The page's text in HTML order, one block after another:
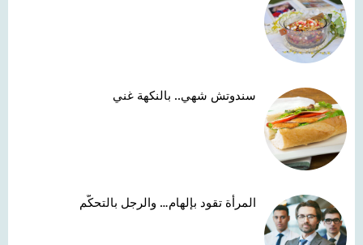
سندوتش شهي.. بالنكهة غني
المرأة تقود بإلهام… والرجل بالتحكّم